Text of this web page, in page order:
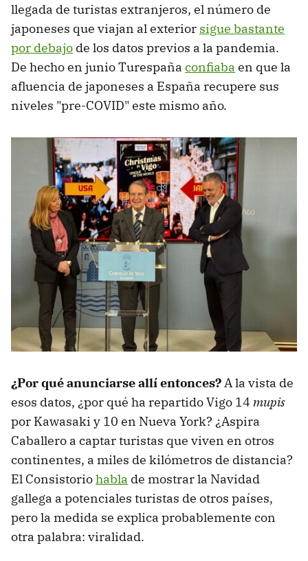
llegada de turistas extranjeros, el número de
japoneses que viajan al exterior sigue bastante
por debajo de los datos previos a la pandemia.
De hecho en junio Turespaña confiaba en que la
afluencia de japoneses a España recupere sus
niveles "pre-COVID" este mismo año.
¿Por qué anunciarse allí entonces?A la vista de
esos datos, ¿por qué ha repartido Vigo 14 mupis
por Kawasaki y 10 en Nueva York? ¿Aspira
Caballero a captar turistas que viven en otros
continentes, a miles de kilómetros de distancia?
El Consistoriohabla de mostrar la Navidad
gallega a potenciales turistas de otros países,
pero la medida se explica probablemente con
otra palabra: viralidad.